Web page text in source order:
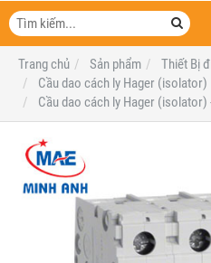
Trang chủ
Sản phẩm
Thiết Bị
Cầu dao cách ly Hager (isolator)
Cầu dao cách ly Hager (isolator)